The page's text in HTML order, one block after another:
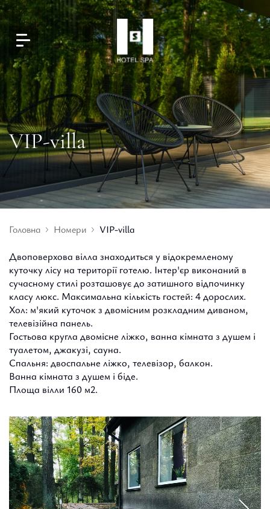
VIP-villa
Головна Номери VIP-villa
Двоповерхова вілла знаходиться у відокремленому
куточку лісу на території готелю. Інтер'єр виконаний в
сучасному стилі розташовує до затишного відпочинку
класу люкс. Максимальна кількість гостей: 4 дорослих.
Хол: м'який куточок з двомісним розкладним диваном,
телевізійна панель.
Гостьова кругла двомісне ліжко, ванна кімната з душем і
туалетом, джакузі, сауна.
Спальня: двоспальне ліжко, телевізор, балкон.
Ванна кімната з душем і біде.
Площа вілли 160 м2.